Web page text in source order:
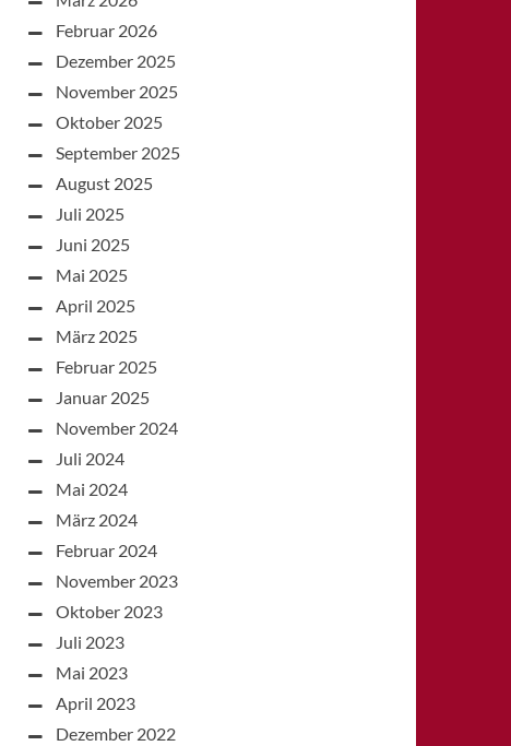
Februar 2026
Dezember 2025
November 2025
Oktober 2025
September 2025
August 2025
Juli 2025
Juni 2025
Mai 2025
April 2025
März 2025
Februar 2025
Januar 2025
November 2024
Juli 2024
Mai 2024
März 2024
Februar 2024
November 2023
Oktober 2023
Juli 2023
Mai 2023
April 2023
Dezember 2022